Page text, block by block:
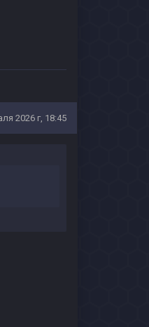
2026 г, 18:45